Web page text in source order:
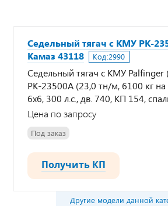
Седельный тягач с КМУ PK-
Камаз 43118
Код:2990
Седельный тягач с КМУ Palfinger
PK-23500А (23,0 тн/м, 6100 кг
6х6, 300 л.с., дв. 740, КП 154,
Цена по запросу
Под заказ
Получить КП
Другие модели данной